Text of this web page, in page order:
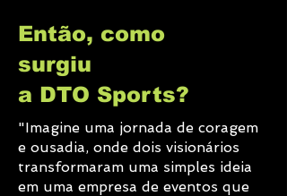
Então, como
surgiu
a DTO Sports?
"Imagine uma jornada de coragem
e ousadia, onde dois visionários
transformaram uma simples ideia
em uma empresa de eventos que